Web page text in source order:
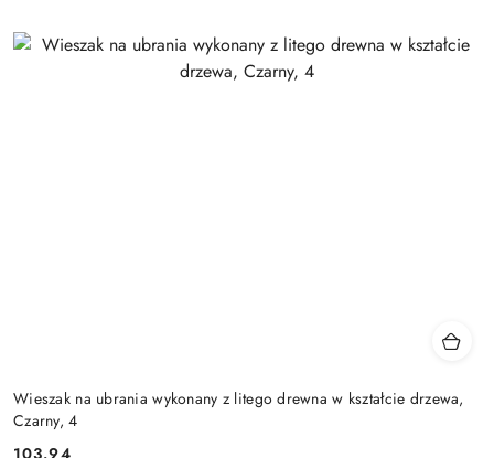
Wieszak na ubrania wykonany z litego drewna w kształcie drzewa,
Czarny, 4